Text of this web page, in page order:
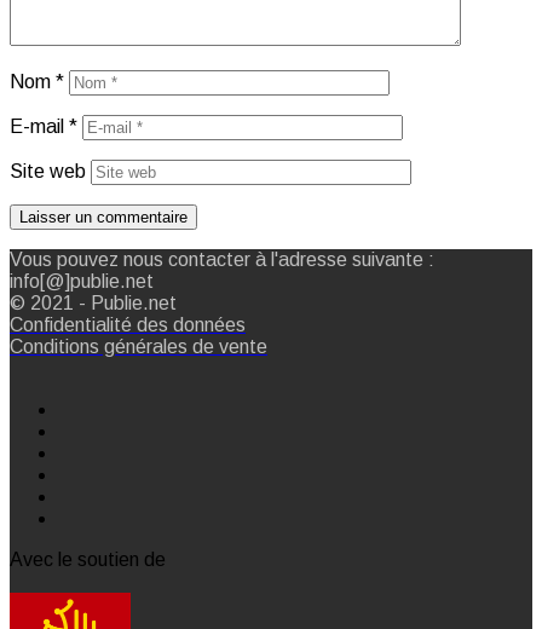
Nom *
E-mail *
Site web
Vous pouvez nous contacter à l'adresse suivante :
info[@]publie.net
© 2021 - Publie.net
Confidentialité des données
Conditions générales de vente
Avec le soutien de